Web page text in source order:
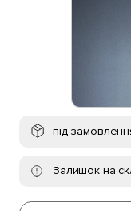
під
Залишок на